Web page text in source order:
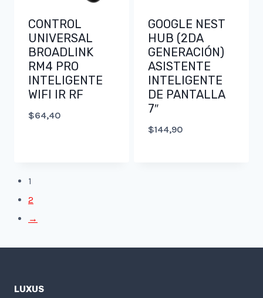
CONTROL
UNIVERSAL
BROADLINK
RM4 PRO
INTELIGENTE
WIFI IR RF
$64,40
GOOGLE NEST
HUB (2DA
GENERACIÓN)
ASISTENTE
INTELIGENTE
DE PANTALLA
7″
$144,90
1
2
→
LUXUS